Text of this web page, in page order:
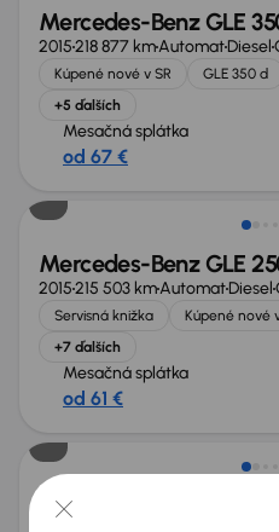
Mercedes-Benz GLE
2015218 877 kmAutomatDiesel
Kúpené nové v SR GLE 350 d
+5 ďalších
Mesačná splátka
od 67 €
Zlacnené o 1 000 €
Mercedes-Benz GLE
2015215 503 kmAutomatDiesel
Servisná knižka Kúpené nové
+7 ďalších
Mesačná splátka
od 61 €
Možnosť odpočtu DPH
Mercedes-Benz GLE